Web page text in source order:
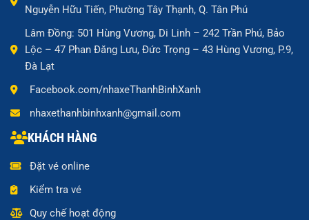
Nguyễn Hữu Tiến, Phường Tây Thạnh, Q. Tân Phú
Lâm Đồng: 501 Hùng Vương, Di Linh – 242 Trần Phú, Bảo
Lộc – 47 Phan Đăng Lưu, Đức Trọng – 43 Hùng Vương, P.9,
Đà Lạt
Facebook.com/nhaxeThanhBinhXanh
nhaxethanhbinhxanh@gmail.com
KHÁCH HÀNG
Đặt vé online
Kiểm tra vé
Quy chế hoạt động